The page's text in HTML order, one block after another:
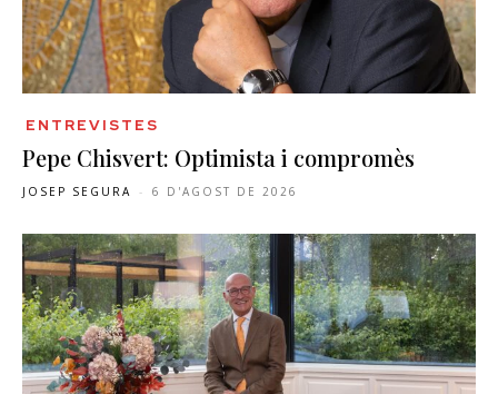
ENTREVISTES
Pepe Chisvert: Optimista i compromès
JOSEP SEGURA - 6 D'AGOST DE 2026